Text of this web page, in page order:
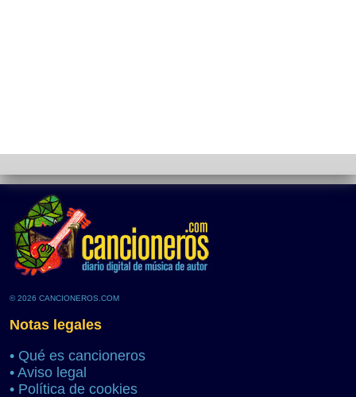
© 2026 CANCIONEROS.COM
Notas legales
• Qué es cancioneros
• Aviso legal
• Política de cookies